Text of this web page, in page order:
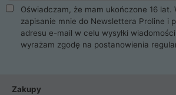
takie jak procesory, karty graficzne, płyty
dyski SSD, M.2 oraz HDD. Nasi
najlepszy zasilacz komputerowy oraz
Poza komputerami mamy również
Smartfony takich producentów jak Xiaomi,
wentylatory. Na koniec mając już to
Oświadczam, że mam ukończone 16 lat.
zapisanie mnie do Newslettera Proline i
adresu e-mail w celu wysyłki
wyrażam zgodę na postanowienia
Zakupy